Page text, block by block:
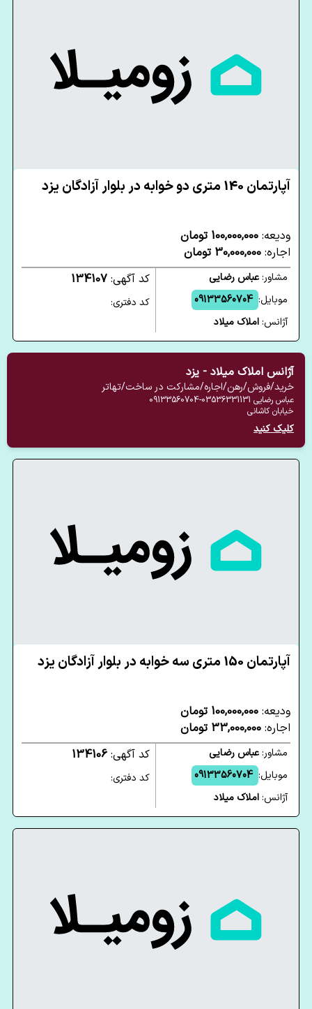
آپارتمان 140 متری دو خوابه در بلوار آزادگان یزد
ودیعه: 100,000,000 تومان
اجاره: 30,000,000 تومان
مشاور:عباس رضایی
موبایل: 09133560704
آژانس:املاک میلاد
کد آگهی: 134107
کد دفتری:
آژانس املاک میلاد - یزد
خرید/فروش/رهن/اجاره/مشارکت در ساخت/تهاتر
عباس رضایی 03536331131-09133560704
خیابان کاشانی
کلیک کنید
آپارتمان 150 متری سه خوابه در بلوار آزادگان یزد
ودیعه: 100,000,000 تومان
اجاره: 33,000,000 تومان
مشاور:عباس رضایی
موبایل: 09133560704
آژانس:املاک میلاد
کد آگهی: 134106
کد دفتری: